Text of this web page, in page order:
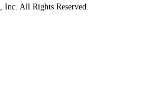
All Rights Reserved.